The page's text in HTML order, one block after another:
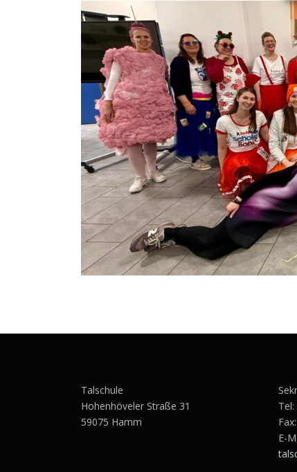
Talschule
Hohenhöveler Straße 31
59075 Hamm
Tel:
E-